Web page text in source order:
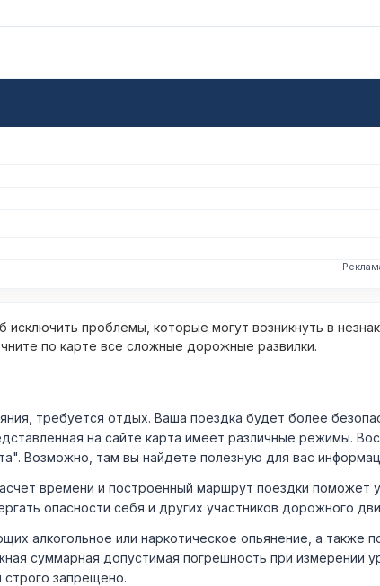
проблемы, которые могут возникнуть в
по карте все сложные дорожные развилки.
требуется отдых. Ваша поездка будет более
на сайте карта имеет различные режимы.
Возможно, там вы найдете полезную для вас
времени и построенный маршрут поездки поможет
опасности себя и других участников дорожного
алкогольное или наркотическое опьянение, а также
суммарная допустимая погрешность при измерении
строго запрещено.